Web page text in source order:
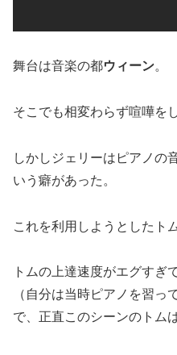
舞台は音楽の都ウィーン。
そこでも相変わらず喧嘩を
しかしジェリーはピアノの
いう癖があった。
これを利用しようとしたト
トムの上達速度がエグすぎ
（自分は当時ピアノを習っ
で、正直このシーンのトム